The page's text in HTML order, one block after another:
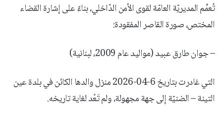
تُعمِّم المديريّة العامّة لقوى الأمن الدّاخلي، بناءً على إشارة القضاء
المختص، صورة القاصر المفقودة:
– جوان طارق عبيد (مواليد عام 2009، لبنانية)
التي غادرت بتاريخ 6-04-2026 منزل والدها الكائن في بلدة عين
التينة – الضنيّة إلى جهة مجهولة، ولم تَعُد لغاية تاريخه.